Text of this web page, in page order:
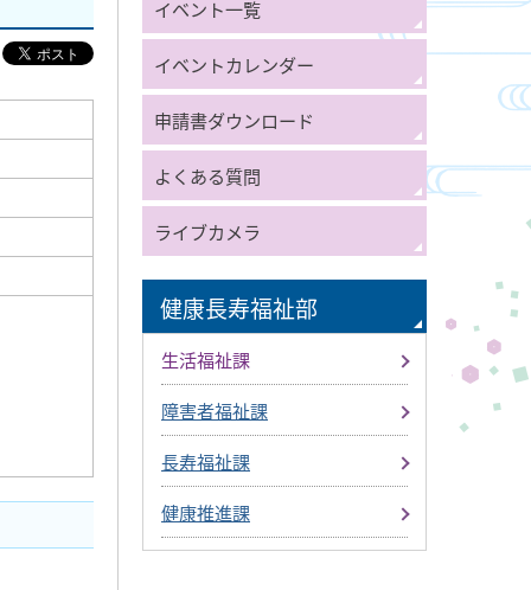
イベント一覧
イベントカレンダー
申請書ダウンロード
よくある質問
ライブカメラ
健康長寿福祉部
生活福祉課
障害者福祉課
長寿福祉課
健康推進課